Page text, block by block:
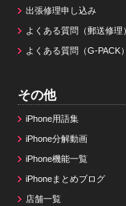
出張修理申し込み
よくある質問（郵送修理
よくある質問（G-PACK）
その他
iPhone用語集
iPhone分解動画
iPhone機能一覧
iPhoneまとめブログ
店舗一覧